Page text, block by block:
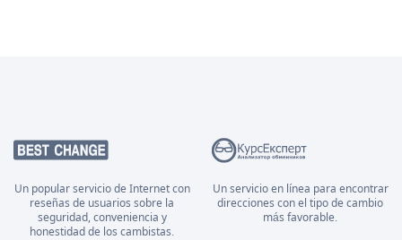
Un popular servicio de Internet con
reseñas de usuarios sobre la
seguridad, conveniencia y
honestidad de los cambistas.
Un servicio en línea para encontrar
direcciones con el tipo de cambio
más favorable.